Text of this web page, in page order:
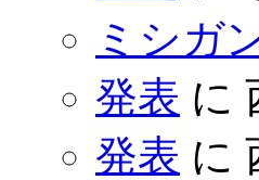
ミシガ
発表 に
発表 に